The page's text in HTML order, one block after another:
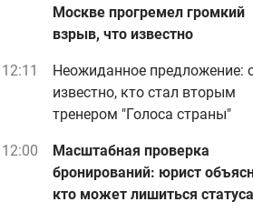
Москве прогремел громкий
взрыв, что известно
12:11
Неожиданное предложение:
известно, кто стал вторым
тренером "Голоса страны"
12:00
Масштабная проверка
бронирований: юрист
кто может лишиться